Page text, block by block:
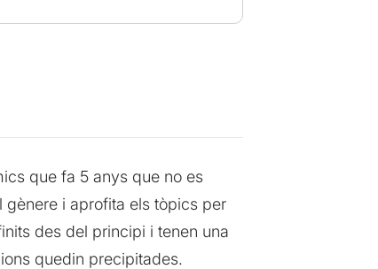
que fa 5 anys que no es
gènere i aprofita els tòpics per
des del principi i tenen una
quedin precipitades.